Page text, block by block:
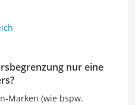
nur eine
Marken (wie bspw.